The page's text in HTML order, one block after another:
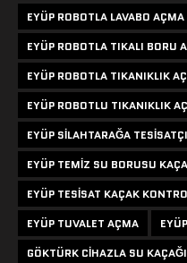
EYÜP ROBOTLA LAVABO AÇMA
EYÜP ROBOTLA TIKALI BORU
EYÜP ROBOTLA TIKANIKLIK
EYÜP ROBOTLU TIKANIKLIK
EYÜP SILAHTARAĞA TESISATÇI
EYÜP TEMIZ SU BORUSU
EYÜP TESISAT KAÇAK
EYÜP TUVALET AÇMA
GÖKTÜRK CIHAZLA SU